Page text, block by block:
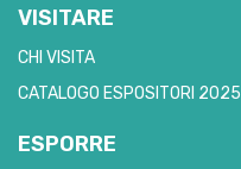
VISITARE
CHI VISITA
CATALOGO ESPOSITORI 2025
ESPORRE